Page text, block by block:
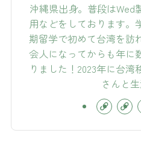
沖縄県出身。普段はWed
用などをしております。
期留学で初めて台湾を訪
会人になってからも年に
りました！2023年に台
さんと生